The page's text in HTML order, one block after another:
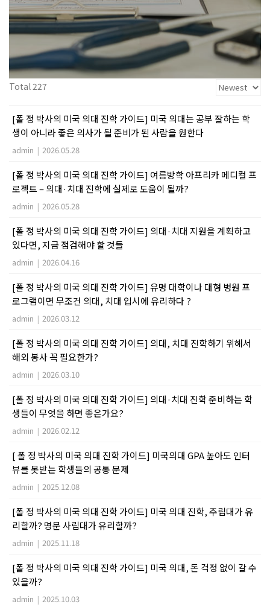
Total 227
[폴 정 박사의 미국 의대 진학 가이드] 미국 의대는 공부 잘하는 학
생이 아니라 좋은 의사가 될 준비가 된 사람을 원한다
admin | 2026.05.28
[폴 정 박사의 미국 의대 진학 가이드] 여름방학 아프리카 메디컬 프
로젝트 – 의대·치대 진학에 실제로 도움이 될까?
admin | 2026.05.28
[폴 정 박사의 미국 의대 진학 가이드] 의대·치대 지원을 계획하고
있다면, 지금 점검해야 할 것들
admin | 2026.04.16
[폴 정 박사의 미국 의대 진학 가이드] 유명 대학이나 대형 병원 프
로그램이면 무조건 의대, 치대 입시에 유리하다 ?
admin | 2026.03.12
[폴 정 박사의 미국 의대 진학 가이드] 의대, 치대 진학하기 위해서
해외 봉사 꼭 필요한가?
admin | 2026.03.10
[폴 정 박사의 미국 의대 진학 가이드] 의대·치대 진학 준비하는 학
생들이 무엇을 하면 좋은가요?
admin | 2026.02.12
[ 폴 정 박사의 미국 의대 진학 가이드] 미국의대 GPA 높아도 인터
뷰를 못받는 학생들의 공통 문제
admin | 2025.12.08
[폴 정 박사의 미국 의대 진학 가이드] 미국 의대 진학, 주립대가 유
리할까? 명문 사립대가 유리할까?
admin | 2025.11.18
[폴 정 박사의 미국 의대 진학 가이드] 미국 의대, 돈 걱정 없이 갈 수
있을까?
admin | 2025.10.03